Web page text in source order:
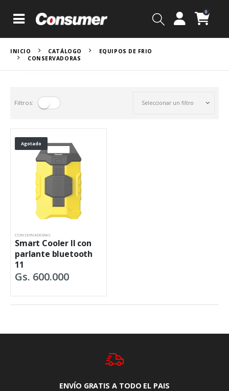
0
INICIO CATÁLOGO
EQUIPOS DE FRIO
CONSERVADORAS
Filtros:
Agotado
CONSERVADORAS
Smart Cooler II con
parlante bluetooth
11
Gs. 600.000
ENVÍO GRATIS A TODO EL PAIS